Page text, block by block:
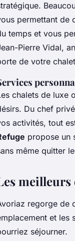
permettant de
temps et vous
Pierre Vidal,
de votre
chalets de luxe
Du chef
activités, tout
propose un
même quitter
meilleurs
regorge de
et les
séjourner.